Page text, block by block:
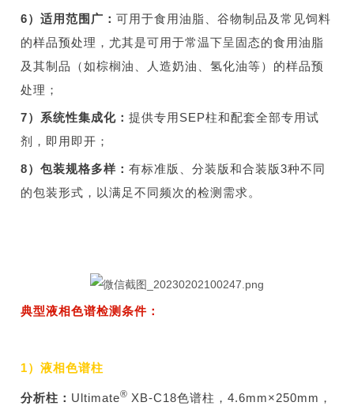
6）适用范围广：可用于食用油脂、谷物制品及常见饲料
的样品预处理，尤其是可用于常温下呈固态的食用油脂
及其制品（如棕榈油、人造奶油、氢化油等）的样品预
处理；
7） 系统性集成化：提供专用SEP柱和配套全部专用试
剂，即用即开；
8）包装规格多样：有标准版、分装版和合装版3种不同
的包装形式，以满足不同频次的检测需求。
典型液相色谱检测条件：
1）液相色谱柱
分析柱： Ultimate® XB-C18色谱柱，4.6mm×250mm，